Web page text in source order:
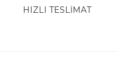
HIZLI TESLİMAT